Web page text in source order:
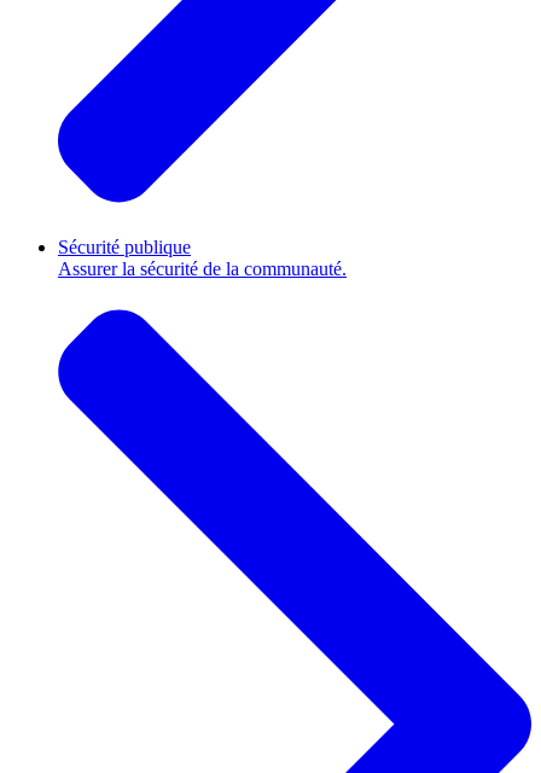
Sécurité publique
Assurer la sécurité de la communauté.